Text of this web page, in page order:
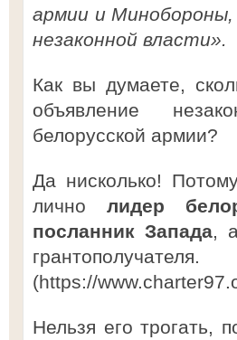
армии и
незаконной власти».
Как вы думаете,
объявление
белорусской армии?
Да нисколько!
лично лидер
посланник Запада,
грантополучателя.
(https://
Нельзя его трогать,